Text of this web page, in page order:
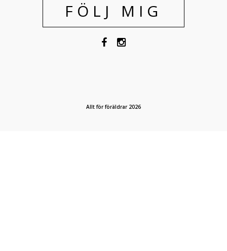
FÖLJ MIG
Allt för föräldrar 2026